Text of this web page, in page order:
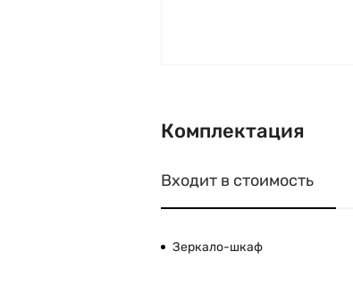
Комплектация
Входит в стоимость
Зеркало-шкаф